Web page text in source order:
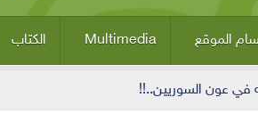
الموقع Multimedia الكتاب
في عون السوريين..!!